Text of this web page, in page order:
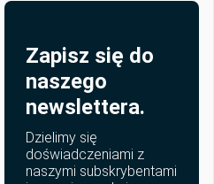
Zapisz się do
naszego
newslettera.
Dzielimy się
doświadczeniami z
naszymi subskrybentami